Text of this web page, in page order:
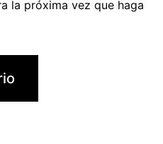
la próxima vez que haga